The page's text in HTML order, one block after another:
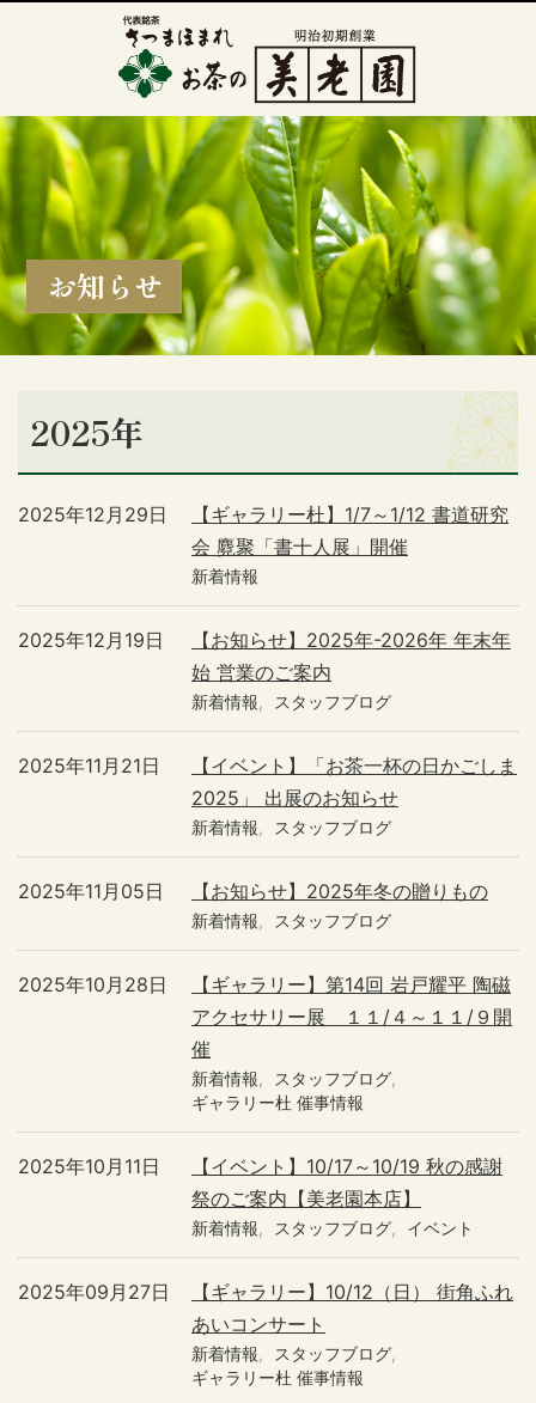
お知らせ
2025年
【ギャラリー杜】1/7～1/12 書道研究
会 麑聚「書十人展」開催
2025年12月29日
新着情報
【お知らせ】2025年-2026年 年末年
始 営業のご案内
2025年12月19日
新着情報 スタッフブログ
【イベント】「お茶一杯の日かごしま
2025」 出展のお知らせ
2025年11月21日
新着情報 スタッフブログ
【お知らせ】2025年冬の贈りもの
2025年11月05日
新着情報 スタッフブログ
【ギャラリー】第14回 岩戸耀平 陶磁
アクセサリー展 １１/４～１１/９開
催
2025年10月28日
新着情報
スタッフブログ
ギャラリー杜 催事情報
【イベント】10/17～10/19 秋の感謝
祭のご案内【美老園本店】
2025年10月11日
新着情報 スタッフブログ イベント
【ギャラリー】10/12（日） 街角ふれ
あいコンサート
2025年09月27日
新着情報
スタッフブログ
ギャラリー杜 催事情報